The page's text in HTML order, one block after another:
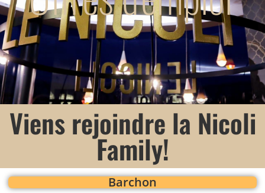
Viens rejoindre la Nicoli
Family!
Barchon